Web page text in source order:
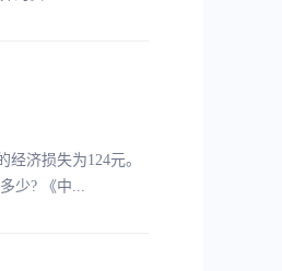
济损失为124元。
少? 《中...